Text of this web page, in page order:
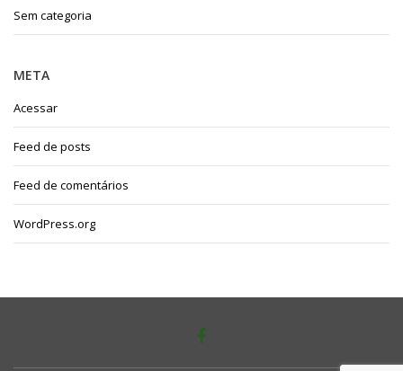
Sem categoria
META
Acessar
Feed de posts
Feed de comentários
WordPress.org